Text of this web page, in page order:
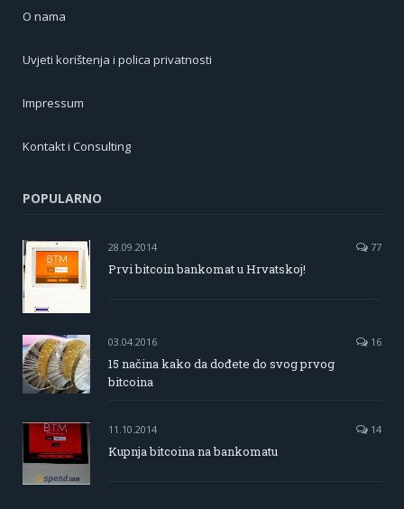
O nama
Uvjeti korištenja i polica privatnosti
Impressum
Kontakt i Consulting
POPULARNO
28.09.2014 77
Prvi bitcoin bankomat u Hrvatskoj!
03.04.2016 16
15 načina kako da dođete do svog prvog
bitcoina
11.10.2014 14
Kupnja bitcoina na bankomatu